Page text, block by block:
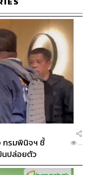
กรมพินิจฯ ชี้
นปล่อยตัว
...